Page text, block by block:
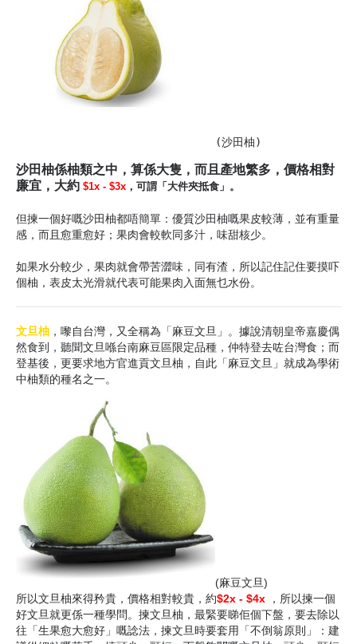
(沙田柚)
沙田柚係柚類之中，算係大隻，而且產地繁多，價格相對
廉宜，大約 $1x - $3x ，可謂「大件夾抵食」。
但揀一個好嘅沙田柚都唔簡單：優質沙田柚嘅果皮較薄，並有重量
感，而且愈重愈好；果肉會較軟同多汁，味甜核少。
如果水分較少，果肉就會帶苦澀味，同有渣，所以記住記住要摸吓
個柚，表皮太光滑就代表可能果肉入面無乜水份。
文旦柚 ，嚟自台灣，又全稱為「麻豆文旦」。據說清朝皇帝嘉慶偶
然食到，聽聞文旦喺台南麻豆區限定品種，仲特登去咗台灣食；而
登基後，更要求地方官進貢文旦柚，自此「麻豆文旦」就成為學術
中柚類的種名之一。
(麻豆文旦)
所以文旦柚來得矜貴，價格相對較貴，約$2x - $4x
，所以揀一個
好文旦就更係一種學問。揀文旦柚，最緊要睇佢個下盤，要去除以
往「生果愈大愈好」嘅諗法，揀文旦時要套用「不倒翁原則」：建